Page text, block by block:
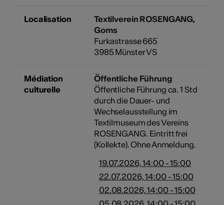
Localisation
Textilverein ROSENGANG,
Goms
Furkastrasse 665
3985 Münster VS
Médiation
culturelle
Öffentliche Führung
Öffentliche Führung ca. 1 Std
durch die Dauer- und
Wechselausstellung im
Textilmuseum des Vereins
ROSENGANG. Eintritt frei
(Kollekte). Ohne Anmeldung.
19.07.2026, 14:00 - 15:00
22.07.2026, 14:00 - 15:00
02.08.2026, 14:00 - 15:00